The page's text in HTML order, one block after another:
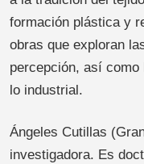
formación plástica y
obras que exploran
percepción, así
lo industrial.
Ángeles Cutillas
investigadora. Es